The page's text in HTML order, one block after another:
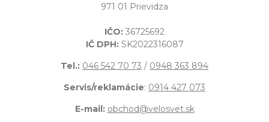
971 01 Prievidza
IČO: 36725692
IČ DPH: SK2022316087
Tel.: 046 542 70 73 / 0948 363 894
Servis/reklamácie: 0914 427 073
E-mail: obchod@velosvet.sk